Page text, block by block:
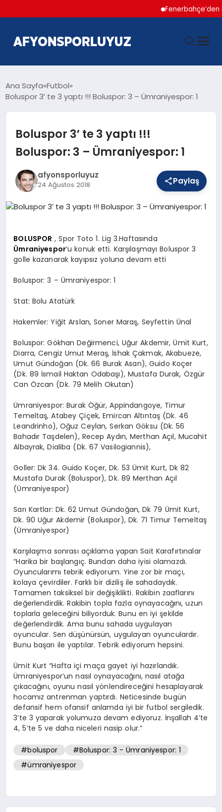
Fenerbahçe’den
AFYONSPOR
FUTBOL
Ana Sayfa Futbol
Boluspor 3′ te 3 yaptı !!! Boluspor: 3 – Ümraniyespor: 1
Boluspor 3′ te 3 yaptı !!!
Boluspor: 3 – Ümraniyespor: 1
afyonsporluyuz
24 Ağustos 2018 Paylaş
BOLUSPOR , Spor Toto 1. Lig 3.Haftasında
Ümraniyespor’u konuk etti. Karşılaşmayı Boluspor 3
golle kazanarak kayıpsız yoluna devam etti
Boluspor: 3 – Ümraniyespor: 1
Stat: Bolu Atatürk
Hakemler: Yiğit Arslan, Soner Maraş, Seyfettin Ünal
Boluspor: Gökhan Değirmenci, Uğur Akdemir, Ümit Kurt,
Diarra, Cengiz Umut Meraş, İshak Çakmak, Akabueze,
Umut Gündoğan (Dk. 66 Burak Asan), Guido Koçer
(Dk. 89 İsmail Haktan Odabaşı), Mustafa Durak, Özgür
Can Özcan (Dk. 79 Melih Okutan)
Ümraniyespor: Burak Öğür, Appindangoye, Timur
Temeltaş, Atabey Çiçek, Emircan Altıntaş (Dk. 46
Leandrinho), Oğuz Ceylan, Serkan Göksu (Dk. 56
Bahadır Taşdelen), Recep Aydın, Merthan Açıl, Mucahit
Albayrak, Dialiba (Dk. 67 Vasilogiannis),
Goller: Dk 34. Guido Koçer, Dk. 53 Ümit Kurt, Dk 82
Mustafa Durak (Boluspor), Dk. 89 Merthan Açıl
(Ümraniyespor)
Sarı Kartlar: Dk. 62 Umut Gündoğan, Dk 79 Ümit Kurt,
Dk. 90 Uğur Akdemir (Boluspor), Dk. 71 Timur Temeltaş
(Ümraniyespor)
Karşılaşma sonrası açıklama yapan Sait Karafırtınalar
“Harika bir başlangıç. Bundan daha iyisi olamazdı.
Oyuncularımı tebrik ediyorum. Yine zor bir maçı,
kolaya çevirdiler. Farklı bir diziliş ile sahadaydık.
Tamamen taksiksel bir değişiklikti. Rakibin zaaflarını
değerlendirdik. Rakibin topla fazla oynayacağını, uzun
toplarla geleceğini biliyorduk. Bunu en iyi şekilde
değerlendirdik. Ama bunu sahada uygulayan
oyuncular. Sen düşünürsün, uygulayan oyunculardır.
Bunu başarı ile yaptılar. Tebrik ediyorum hepsini.
Ümit Kurt “Hafta içi maça gayet iyi hazırlandık.
Ümraniyespor’un nasıl oynayacağını, nasıl atağa
çıkacağını, oyunu nasıl yönlendireceğini hesaplayarak
hocamız antrenman yaptırdı. Neticesinde bugün
defansif hem ofansif anlamda iyi bir futbol sergiledik.
3’te 3 yaparak yolumuza devam ediyoruz. İnşallah 4’te
4, 5’te 5 ve daha niceleri nasip olur.”
#boluspor
#Boluspor: 3 - Ümraniyespor: 1
#ümraniyespor